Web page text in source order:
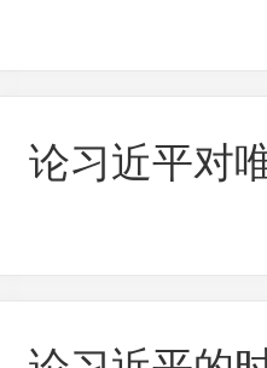
论习近平对